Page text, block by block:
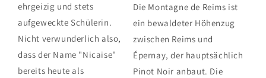
ehrgeizig und stets
aufgeweckte Schülerin.
Nicht verwunderlich also,
dass der Name "Nicaise"
bereits heute als
Die Montagne de Reims ist
ein bewaldeter Höhenzug
zwischen Reims und
Épernay, der hauptsächlich
Pinot Noir anbaut. Die